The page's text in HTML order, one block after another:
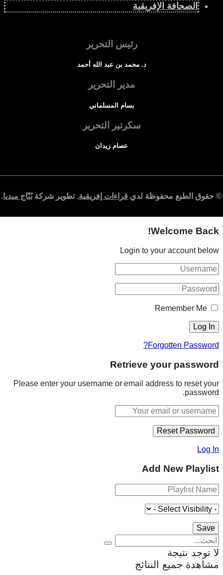
الصحافة الإفريقية
رئيس التحرير
د. محمد بن عبد الله أحمد
مدير التحرير
بسام المسلماني
سكرتير التحرير
عصام زيدان
© حقوق الطبع محفوظة لدي قراءات إفريقية. تطوير شركةبُنّاج ميديا.
Welcome Back!
Login to your account below
Remember Me
Forgotten Password?
Retrieve your password
Please enter your username or email address to reset your
password.
Log In
Add New Playlist
لا توجد نتيجة
مشاهدة جميع النتائج